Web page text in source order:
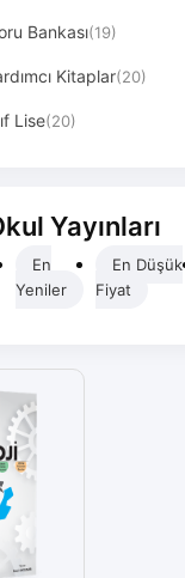
Bankası(19)
Kitaplar(20)
Lise(20)
Yayınları
En
Yeniler
En Düşük
Fiyat